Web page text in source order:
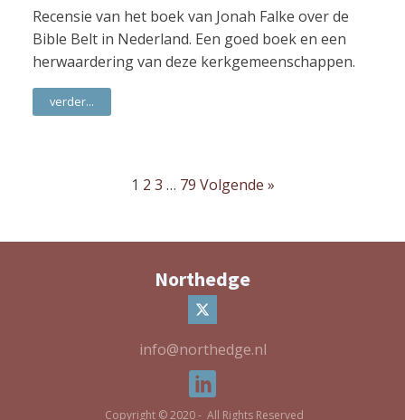
Recensie van het boek van Jonah Falke over de
Bible Belt in Nederland. Een goed boek en een
herwaardering van deze kerkgemeenschappen.
verder...
1 2 3 … 79 Volgende »
Northedge
info@northedge.nl
Copyright © 2020 - All Rights Reserved